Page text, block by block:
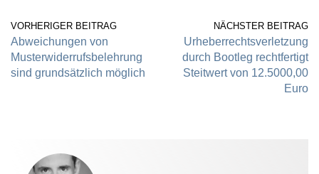
VORHERIGER BEITRAG
Abweichungen von
Musterwiderrufsbelehrung
sind grundsätzlich möglich
NÄCHSTER BEITRAG
Urheberrechtsverletzung
durch Bootleg rechtfertigt
Steitwert von 12.5000,00
Euro